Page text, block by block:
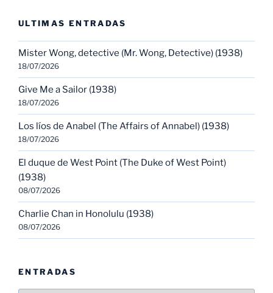
ULTIMAS ENTRADAS
Mister Wong, detective (Mr. Wong, Detective) (1938)
18/07/2026
Give Me a Sailor (1938)
18/07/2026
Los líos de Anabel (The Affairs of Annabel) (1938)
18/07/2026
El duque de West Point (The Duke of West Point)
(1938)
08/07/2026
Charlie Chan in Honolulu (1938)
08/07/2026
ENTRADAS